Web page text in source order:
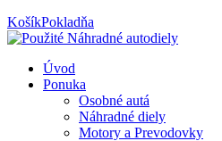
KošíkPokladňa
Úvod
Ponuka
Osobné autá
Náhradné diely
Motory a Prevodovky